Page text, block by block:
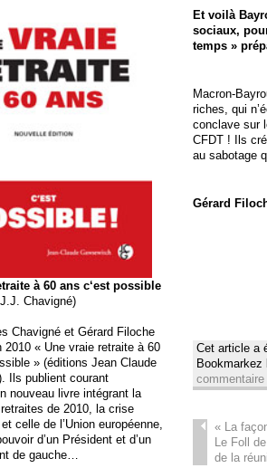
Et voilà
sociaux,
temps »
Macron-
riches, qui
conclave sur
CFDT ! Ils
au sabotage
Gérard
Cet article a
Bookmarkez
commentaire
«La
Le Foll
de la
à 60 ans c‘est possible
Chavigné)
Chavigné et Gérard Filoche
2010 « Une vraie retraite à 60
» (éditions Jean Claude
Ils publient courant
nouveau livre intégrant la
de 2010, la crise
celle de l’Union européenne,
d’un Président et d’un
de gauche…